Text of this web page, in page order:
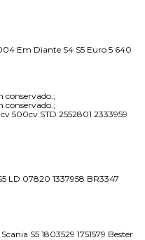
Em Diante S4 S5 Euro 5 640
conservado.;
conservado.;
500cv STD 2552801 2333959
LD 07820 1337958 BR3347
S5 1803529 1751579 Bester